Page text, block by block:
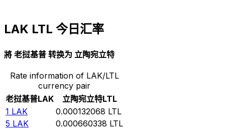
LAK LTL 今日汇率
將 老挝基普 转换为 立陶宛立特
Rate information of LAK/LTL
currency pair
老挝基普LAK 立陶宛立特LTL
1 LAK 0.000132068 LTL
5 LAK 0.000660338 LTL